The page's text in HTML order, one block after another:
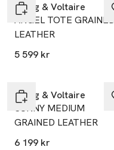
Zadig & Voltaire
ANGEL TOTE GRAINED
LEATHER
5 599 kr
Zadig & Voltaire
SUNNY MEDIUM
GRAINED LEATHER
6 199 kr